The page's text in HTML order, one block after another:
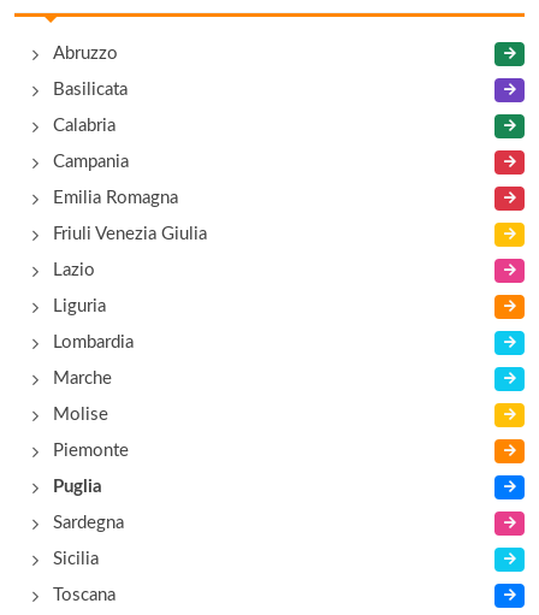
Manifattura Nocese
via Le Lamie 5/7/9, Noci
Abruzzo
Basilicata
Calabria
Campania
Emilia Romagna
Friuli Venezia Giulia
Lazio
Liguria
Lombardia
Marche
Molise
Piemonte
Puglia
Sardegna
Sicilia
Toscana